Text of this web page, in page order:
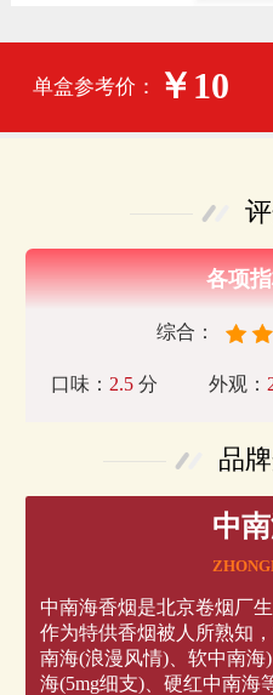
单盒参考价： ￥10
各项
综合：
口味： 2.5分 外观：
品
中
中南海香烟是北京卷烟厂
作为特供香烟被人所熟知
南海(浪漫风情)、软中南
海(5mg细支)、硬红中南海